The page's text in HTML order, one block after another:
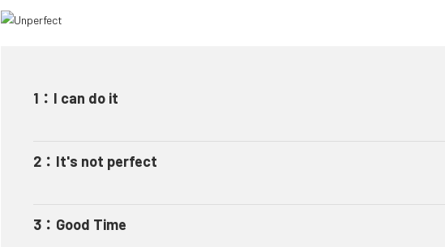
1 ： I can do it
2 ： It's not perfect
3 ： Good Time